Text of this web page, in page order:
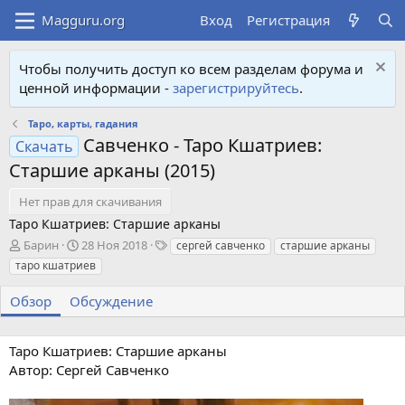
Вход Регистрация
Чтобы получить доступ ко всем разделам форума и
ценной информации - зарегистрируйтесь.
Таро, карты, гадания
Скачать Савченко - Таро Кшатриев:
Старшие арканы (2015)
Нет прав для скачивания
Таро Кшатриев: Старшие арканы
А
в
т
о
р
Барин
Д
а
т
а
с
д
а
28 Ноя 2018
Т сергей савченко
старшие арканы
таро кшатриев
Обзор Обсуждение
Таро Кшатриев: Старшие арканы
Автор: Сергей Савченко